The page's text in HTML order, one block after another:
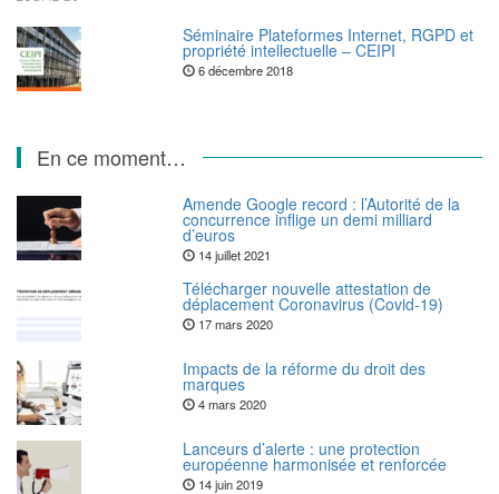
Séminaire Plateformes Internet, RGPD et
propriété intellectuelle – CEIPI
6 décembre 2018
En ce moment…
Amende Google record : l’Autorité de la
concurrence inflige un demi milliard
d’euros
14 juillet 2021
Télécharger nouvelle attestation de
déplacement Coronavirus (Covid-19)
17 mars 2020
Impacts de la réforme du droit des
marques
4 mars 2020
Lanceurs d’alerte : une protection
européenne harmonisée et renforcée
14 juin 2019